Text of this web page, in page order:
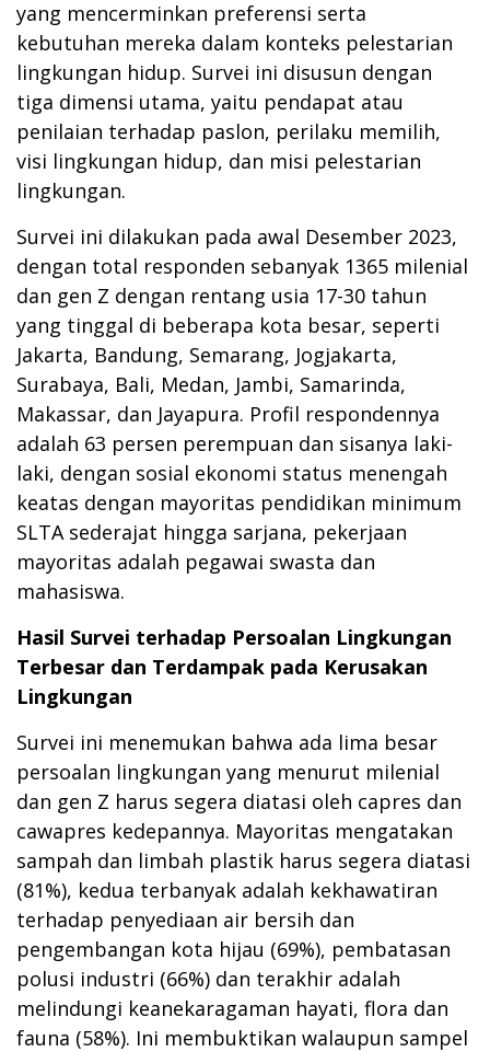
yang mencerminkan preferensi serta
kebutuhan mereka dalam konteks pelestarian
lingkungan hidup. Survei ini disusun dengan
tiga dimensi utama, yaitu pendapat atau
penilaian terhadap paslon, perilaku memilih,
visi lingkungan hidup, dan misi pelestarian
lingkungan.
Survei ini dilakukan pada awal Desember 2023,
dengan total responden sebanyak 1365 milenial
dan gen Z dengan rentang usia 17-30 tahun
yang tinggal di beberapa kota besar, seperti
Jakarta, Bandung, Semarang, Jogjakarta,
Surabaya, Bali, Medan, Jambi, Samarinda,
Makassar, dan Jayapura. Profil respondennya
adalah 63 persen perempuan dan sisanya laki-
laki, dengan sosial ekonomi status menengah
keatas dengan mayoritas pendidikan minimum
SLTA sederajat hingga sarjana, pekerjaan
mayoritas adalah pegawai swasta dan
mahasiswa.
Hasil Survei terhadap Persoalan Lingkungan
Terbesar dan Terdampak pada Kerusakan
Lingkungan
Survei ini menemukan bahwa ada lima besar
persoalan lingkungan yang menurut milenial
dan gen Z harus segera diatasi oleh capres dan
cawapres kedepannya. Mayoritas mengatakan
sampah dan limbah plastik harus segera diatasi
(81%), kedua terbanyak adalah kekhawatiran
terhadap penyediaan air bersih dan
pengembangan kota hijau (69%), pembatasan
polusi industri (66%) dan terakhir adalah
melindungi keanekaragaman hayati, flora dan
fauna (58%). Ini membuktikan walaupun sampel